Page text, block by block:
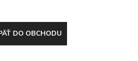
DO OBCHODU